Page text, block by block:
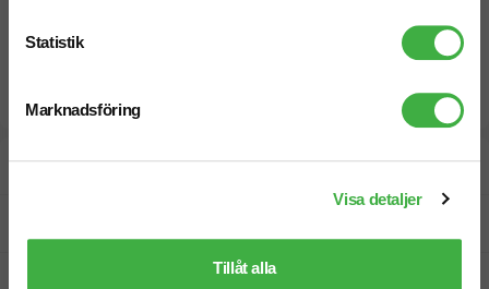
Statistik
Marknadsföring
Visa detaljer
Tillåt alla
Designskiss inom 1 h